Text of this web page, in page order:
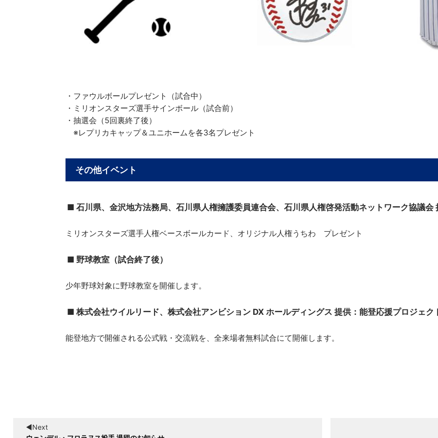
・ファウルボールプレゼント（試合中）
・ミリオンスターズ選手サインボール（試合前）
・抽選会（5回裏終了後）
※レプリカキャップ＆ユニホームを各3名プレゼント
その他イベント
■ 石川県、金沢地方法務局、石川県人権擁護委員連合会、石川県人権啓発活動ネットワーク協議会
ミリオンスターズ選手人権ベースボールカード、オリジナル人権うちわ プレゼント
■ 野球教室（試合終了後）
少年野球対象に野球教室を開催します。
■ 株式会社ウイルリード、株式会社アンビション DX ホールディングス 提供：能登応援プロジェク
能登地方で開催される公式戦・交流戦を、全来場者無料試合にて開催します。
◀︎Next